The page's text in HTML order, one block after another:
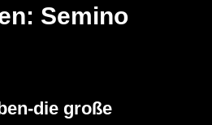
Semino
die große